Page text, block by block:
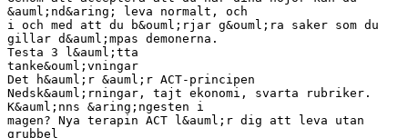
&auml;nd&aring; leva normalt, och
i och med att du b&ouml;rjar g&ouml;ra saker som du
gillar d&auml;mpas demonerna.
Testa 3 l&auml;tta
tanke&ouml;vningar
Det h&auml;r &auml;r ACT-principen
Nedsk&auml;rningar, tajt ekonomi, svarta rubriker.
K&auml;nns &aring;ngesten i
magen? Nya terapin ACT l&auml;r dig att leva utan
grubbel